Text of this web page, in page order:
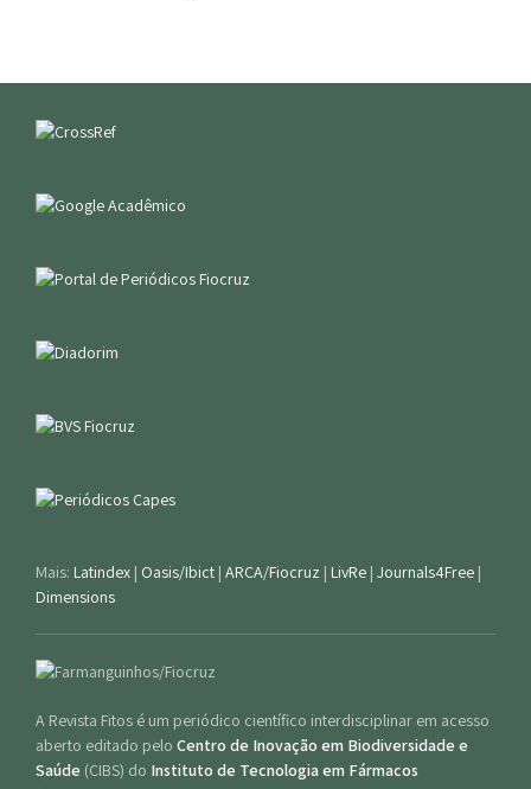
Mais: Latindex | Oasis/Ibict | ARCA/Fiocruz | LivRe | Journals4Free |
Dimensions
A Revista Fitos é um periódico científico interdisciplinar em acesso
aberto editado pelo Centro de Inovação em Biodiversidade e
Saúde (CIBS) do Instituto de Tecnologia em Fármacos